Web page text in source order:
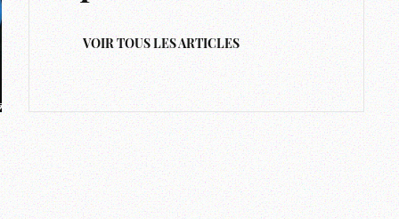
VOIR TOUS LES ARTICLES